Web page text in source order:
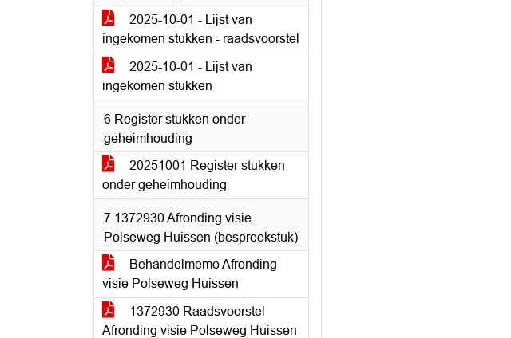
2025-10-01 - Lijst van
ingekomen stukken - raadsvoorstel
2025-10-01 - Lijst van
ingekomen stukken
6 Register stukken onder
geheimhouding
20251001 Register stukken
onder geheimhouding
7 1372930 Afronding visie
Polseweg Huissen (bespreekstuk)
Behandelmemo Afronding
visie Polseweg Huissen
1372930 Raadsvoorstel
Afronding visie Polseweg Huissen